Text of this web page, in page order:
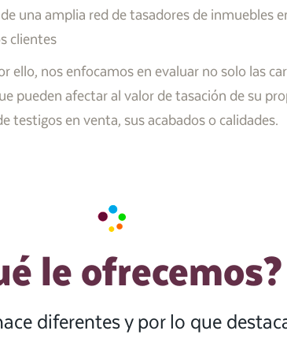
una amplia red de tasadores de inmuebles
clientes
ello, nos enfocamos en evaluar no solo las
pueden afectar al valor de tasación de su
testigos en venta, sus acabados o calidades.
le ofrecemos?
diferentes y por lo que